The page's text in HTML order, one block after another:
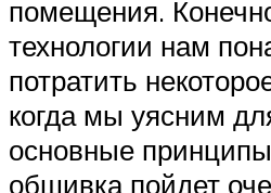
помещения.
технологии нам
потратить
когда мы уясним
основные
обшивка пойдет